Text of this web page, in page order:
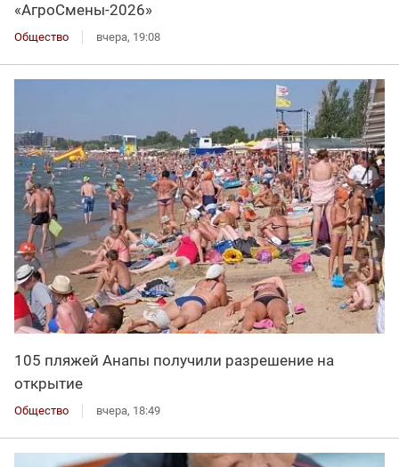
«АгроСмены-2026»
Общество вчера, 19:08
105 пляжей Анапы получили разрешение на
открытие
Общество вчера, 18:49